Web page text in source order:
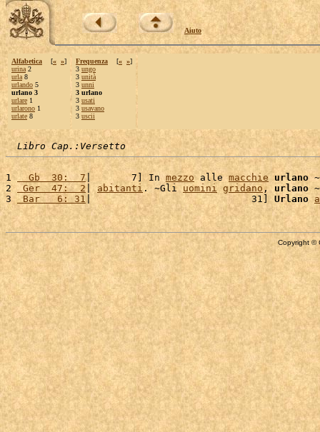
Aiuto
Alfabetica [« »]
urina 2
urla 8
urlando 5
urlano 3
urlare 1
urlarono 1
urlate 8
Frequenza [« »]
3 ungo
3 unità
3 unni
3 urlano
3 usati
3 usavano
3 uscii
Libro Cap.:Versetto
1
  Gb  30:  7
|       7] In mezzo alle macchie urlano
2
Ger  47:  2 abitanti . ~Gli uomini gridano , urlano
3 Bar   6: 31 |                            31] Urlano
Copyright ©